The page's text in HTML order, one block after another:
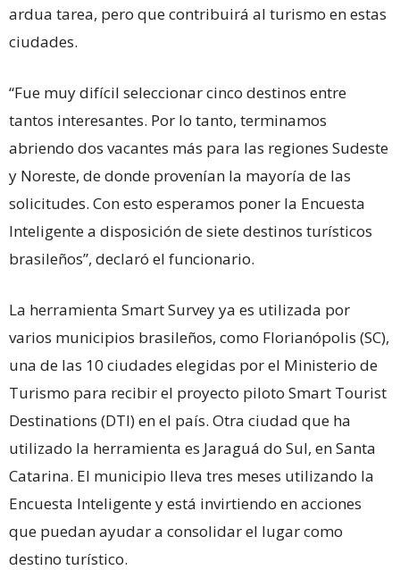
ardua tarea, pero que contribuirá al turismo en estas
ciudades.
“Fue muy difícil seleccionar cinco destinos entre
tantos interesantes. Por lo tanto, terminamos
abriendo dos vacantes más para las regiones Sudeste
y Noreste, de donde provenían la mayoría de las
solicitudes. Con esto esperamos poner la Encuesta
Inteligente a disposición de siete destinos turísticos
brasileños”, declaró el funcionario.
La herramienta Smart Survey ya es utilizada por
varios municipios brasileños, como Florianópolis (SC),
una de las 10 ciudades elegidas por el Ministerio de
Turismo para recibir el proyecto piloto Smart Tourist
Destinations (DTI) en el país. Otra ciudad que ha
utilizado la herramienta es Jaraguá do Sul, en Santa
Catarina. El municipio lleva tres meses utilizando la
Encuesta Inteligente y está invirtiendo en acciones
que puedan ayudar a consolidar el lugar como
destino turístico.